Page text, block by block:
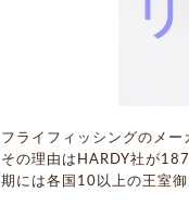
フライフィッシングのメー
その理由はHARDY社が
期には各国10以上の王室